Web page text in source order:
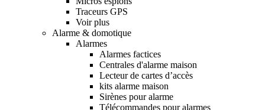
Traceurs GPS
Voir plus
Alarme & domotique
Alarmes
Alarmes factices
Centrales d'alarme maison
Lecteur de cartes d’accès
kits alarme maison
Sirènes pour alarme
Télécommandes pour alarmes